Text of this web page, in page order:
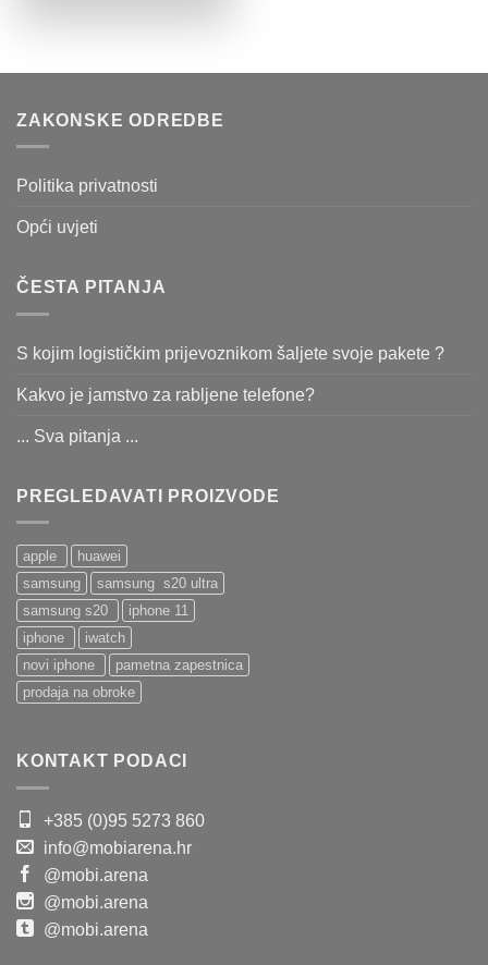
ZAKONSKE ODREDBE
Politika privatnosti
Opći uvjeti
ČESTA PITANJA
S kojim logističkim prijevoznikom šaljete svoje pakete ?
Kakvo je jamstvo za rabljene telefone?
... Sva pitanja ...
PREGLEDAVATI PROIZVODE
apple
huawei
samsung
samsung s20 ultra
samsung s20
iphone 11
iphone
iwatch
novi iphone
pametna zapestnica
prodaja na obroke
KONTAKT PODACI
+385 (0)95 5273 860
info@mobiarena.hr
@mobi.arena
@mobi.arena
@mobi.arena